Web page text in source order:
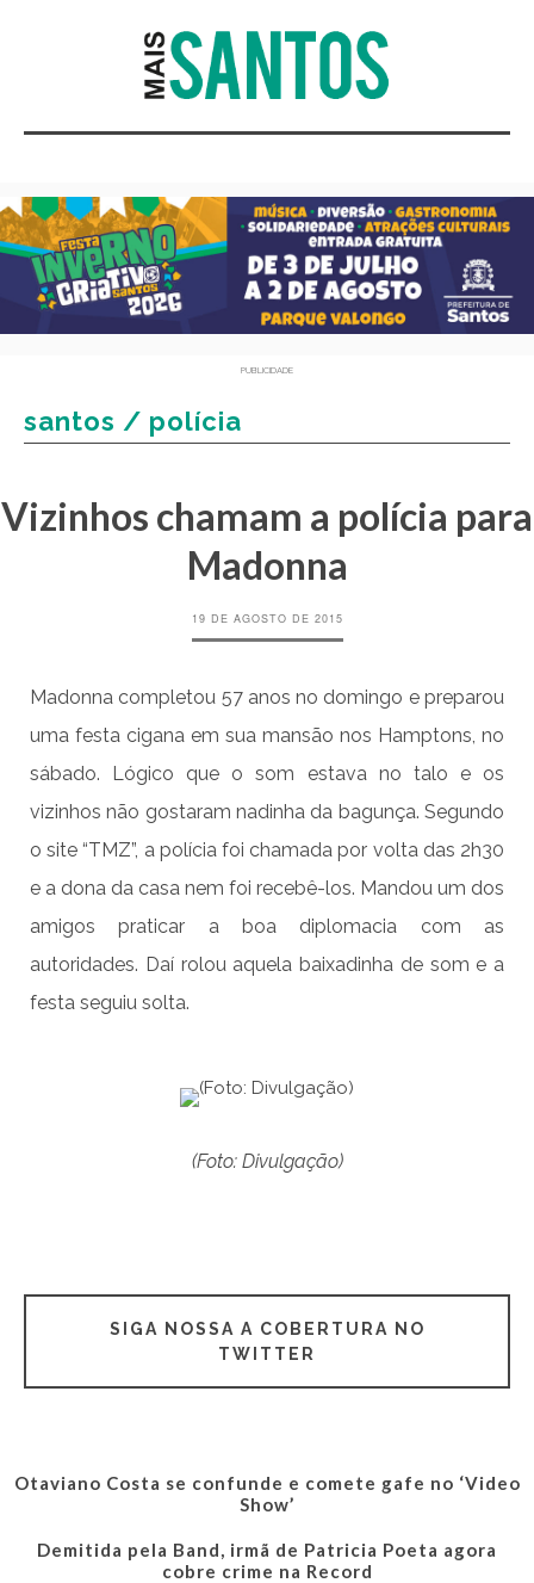
PUBLICIDADE
santos / polícia
Vizinhos chamam a polícia para
Madonna
19 DE AGOSTO DE 2015
Madonna completou 57 anos no domingo e preparou
uma festa cigana em sua mansão nos Hamptons, no
sábado. Lógico que o som estava no talo e os
vizinhos não gostaram nadinha da bagunça. Segundo
o site “TMZ”, a polícia foi chamada por volta das 2h30
e a dona da casa nem foi recebê-los. Mandou um dos
amigos praticar a boa diplomacia com as
autoridades. Daí rolou aquela baixadinha de som e a
festa seguiu solta.
(Foto: Divulgação)
SIGA NOSSA A COBERTURA NO
TWITTER
Otaviano Costa se confunde e comete gafe no ‘Video
Show’
Demitida pela Band, irmã de Patricia Poeta agora
cobre crime na Record